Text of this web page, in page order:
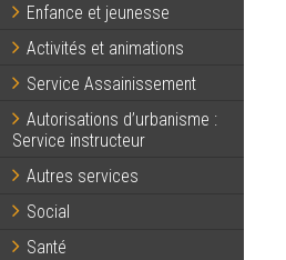
Enfance et jeunesse
Activités et animations
Service Assainissement
Autorisations d’urbanisme :
Service instructeur
Autres services
Social
Santé